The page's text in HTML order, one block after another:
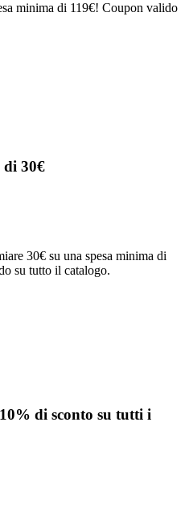
minima di 119€! Coupon valido
di 30€
30€ su una spesa minima di
su tutto il catalogo.
di sconto su tutti i